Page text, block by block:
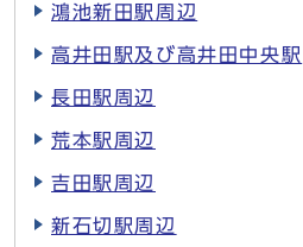
鴻池新田駅周辺
高井田駅及び高井田中央駅
長田駅周辺
荒本駅周辺
吉田駅周辺
新石切駅周辺